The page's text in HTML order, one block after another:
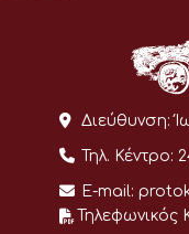
Διεύθυνση:
Τηλ. Κέντρο:
E-mail:
Τηλεφωνικός